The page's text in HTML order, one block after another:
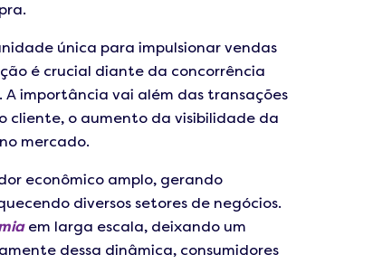
única para impulsionar vendas
é crucial diante da concorrência
importância vai além das transações
cliente, o aumento da visibilidade da
mercado.
econômico amplo, gerando
diversos setores de negócios.
em larga escala, deixando um
dessa dinâmica, consumidores